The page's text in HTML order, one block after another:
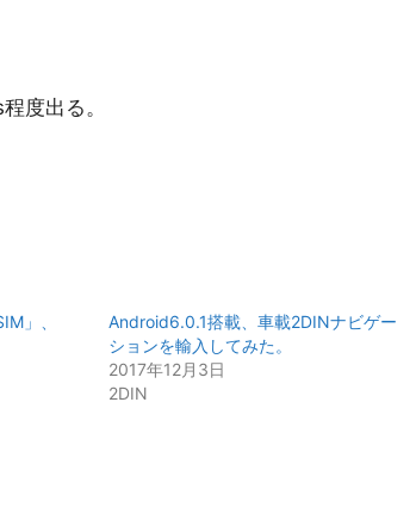
度出る。
」、
Android6.0.1搭載、車載2DINナビゲー
ションを輸入してみた。
2017年12月3日
2DIN